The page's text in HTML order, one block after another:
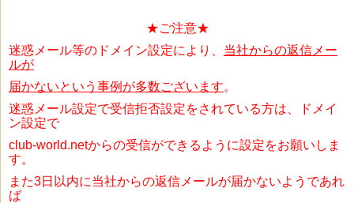
★ご注意★
迷惑メール等のドメイン設定により、 当社からの返信メー
ルが
届かないという事例が多数ございます。
迷惑メール設定で受信拒否設定をされている方は、ドメイ
ン設定で
club-world.netからの受信ができるように設定をお願いしま
す。
また3日以内に当社からの返信メールが届かないようであれ
ば